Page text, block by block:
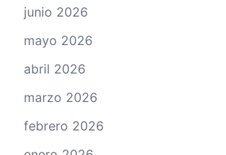
junio 2026
mayo 2026
abril 2026
marzo 2026
febrero 2026